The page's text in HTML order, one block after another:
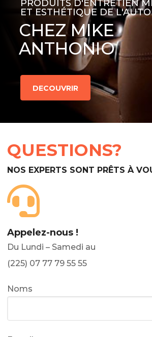
PRODUITS D'ENTRETIEN
ET ESTHÉTIQUE DE
CHEZ MIKE
ANTHONIO
DECOUVRIR
QUESTIONS?
NOS EXPERTS SONT PRÊTS À
Appelez-nous !
Du Lundi – Samedi au
(225) 07 77 79 55 55
Noms